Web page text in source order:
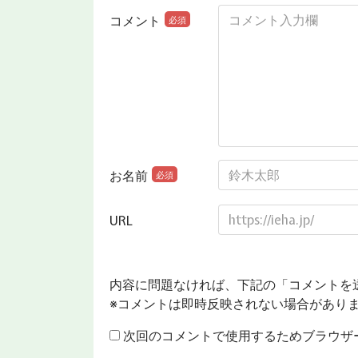
コメント 必須
お名前 必須
URL
内容に問題なければ、下記の「コメント
※コメントは即時反映されない場合があり
次回のコメントで使用するためブラウ